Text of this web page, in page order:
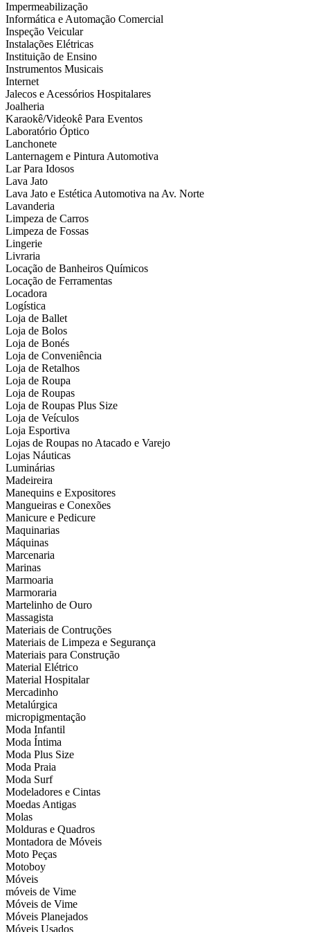
Impermeabilização
Informática e Automação Comercial
Inspeção Veicular
Instalações Elétricas
Instituição de Ensino
Instrumentos Musicais
Internet
Jalecos e Acessórios Hospitalares
Joalheria
Karaokê/Videokê Para Eventos
Laboratório Óptico
Lanchonete
Lanternagem e Pintura Automotiva
Lar Para Idosos
Lava Jato
Lava Jato e Estética Automotiva na Av. Norte
Lavanderia
Limpeza de Carros
Limpeza de Fossas
Lingerie
Livraria
Locação de Banheiros Químicos
Locação de Ferramentas
Locadora
Logística
Loja de Ballet
Loja de Bolos
Loja de Bonés
Loja de Conveniência
Loja de Retalhos
Loja de Roupa
Loja de Roupas
Loja de Roupas Plus Size
Loja de Veículos
Loja Esportiva
Lojas de Roupas no Atacado e Varejo
Lojas Náuticas
Luminárias
Madeireira
Manequins e Expositores
Mangueiras e Conexões
Manicure e Pedicure
Maquinarias
Máquinas
Marcenaria
Marinas
Marmoaria
Marmoraria
Martelinho de Ouro
Massagista
Materiais de Contruções
Materiais de Limpeza e Segurança
Materiais para Construção
Material Elétrico
Material Hospitalar
Mercadinho
Metalúrgica
micropigmentação
Moda Infantil
Moda Íntima
Moda Plus Size
Moda Praia
Moda Surf
Modeladores e Cintas
Moedas Antigas
Molas
Molduras e Quadros
Montadora de Móveis
Moto Peças
Motoboy
Móveis
móveis de Vime
Móveis de Vime
Móveis Planejados
Móveis Usados